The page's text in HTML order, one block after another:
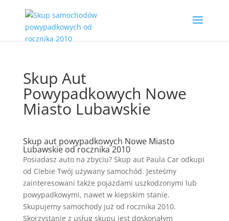
Skup Aut
Powypadkowych Nowe
Miasto Lubawskie
Skup aut powypadkowych Nowe Miasto
Lubawskie od rocznika 2010
Posiadasz auto na zbyciu? Skup aut Paula Car odkupi
od Ciebie Twój używany samochód. Jesteśmy
zainteresowani także pojazdami uszkodzonymi lub
powypadkowymi, nawet w kiepskim stanie.
Skupujemy samochody już od rocznika 2010.
Skorzystanie z usług skupu jest doskonałym